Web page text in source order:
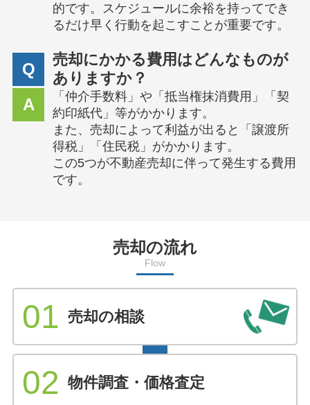
的です。スケジュールに余裕を持ってでき
るだけ早く行動を起こすことが重要です。
Q
売却にかかる費用はどんなものが
ありますか？
A
「仲介手数料」や「抵当権抹消費用」「契
約印紙代」等がかかります。
また、売却によって利益が出ると「譲渡所
得税」「住民税」がかかります。
この5つが不動産売却に伴って発生する費用
です。
売却の流れ
Flow
01 売却の相談
02 物件調査・価格査定